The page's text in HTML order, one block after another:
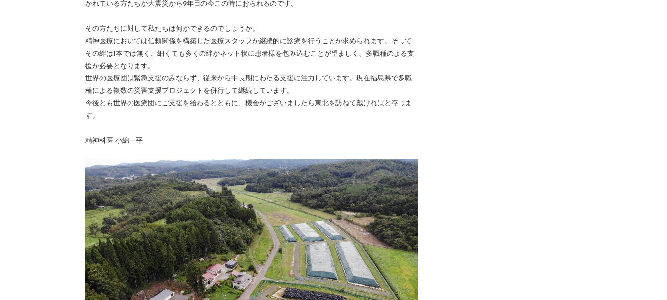
かれている方たちが大震災から9年目の今この時におられるのです。
その方たちに対して私たちは何ができるのでしょうか。
精神医療においては信頼関係を構築した医療スタッフが継続的に診療を行うことが求められます。そして
その絆は1本では無く、細くても多くの絆がネット状に患者様を包み込むことが望ましく、多職種のよる支
援が必要となります。
世界の医療団は緊急支援のみならず、従来から中長期にわたる支援に注力しています。現在福島県で多職
種による複数の災害支援プロジェクトを併行して継続しています。
今後とも世界の医療団にご支援を給わるとともに、機会がございましたら東北を訪ねて戴ければと存じま
す。
精神科医 小綿一平